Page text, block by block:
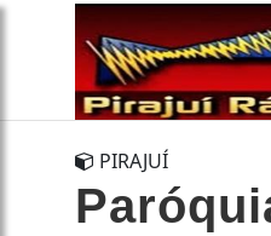
PIRAJUÍ